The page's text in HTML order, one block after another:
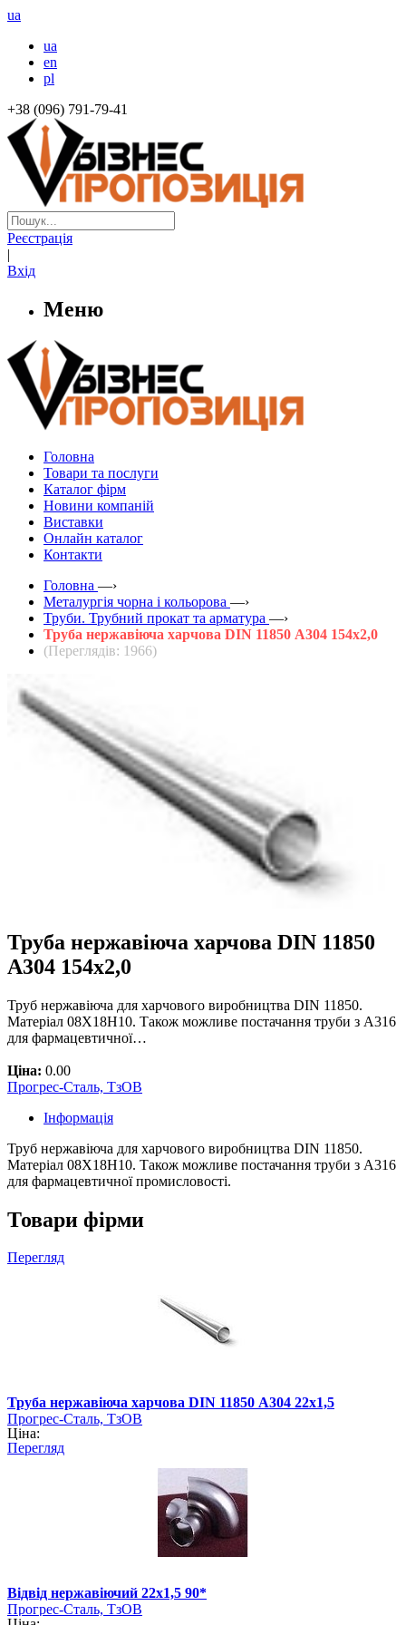
ua
ua
en
pl
+38 (096) 791-79-41
Реєстрація
|
Вхід
Меню
Головна
Товари та послуги
Каталог фірм
Новини компаній
Виставки
Онлайн каталог
Контакти
Головна —›
Металургія чорна і кольорова —›
Труби. Трубний прокат та арматура —›
Труба нержавіюча харчова DIN 11850 А304 154х2,0
(Переглядів: 1966)
Труба нержавіюча харчова DIN 11850
А304 154х2,0
Труб нержавіюча для харчового виробництва DIN 11850.
Матеріал 08Х18Н10. Також можливе постачання труби з А316
для фармацевтичної…
Ціна: 0.00
Прогрес-Сталь, ТзОВ
Інформація
Труб нержавіюча для харчового виробництва DIN 11850.
Матеріал 08Х18Н10. Також можливе постачання труби з А316
для фармацевтичної промисловості.
Товари фірми
Перегляд
Труба нержавіюча харчова DIN 11850 А304 22х1,5
Прогрес-Сталь, ТзОВ
Ціна:
Перегляд
Відвід нержавіючий 22х1,5 90*
Прогрес-Сталь, ТзОВ